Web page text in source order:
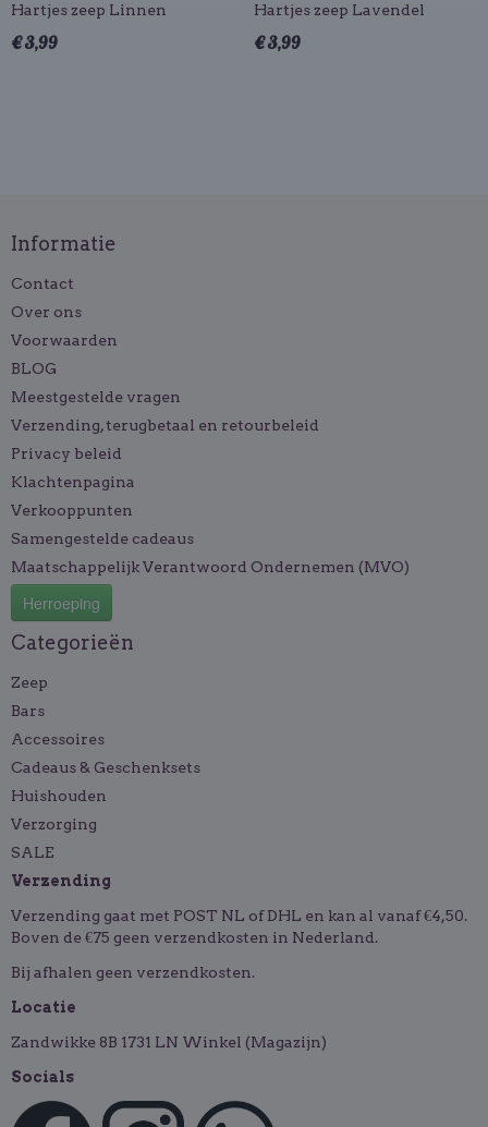
Hartjes zeep Linnen
€ 3,99
Hartjes zeep Lavendel
€ 3,99
Informatie
Contact
Over ons
Voorwaarden
BLOG
Meestgestelde vragen
Verzending, terugbetaal en retourbeleid
Privacy beleid
Klachtenpagina
Verkooppunten
Samengestelde cadeaus
Maatschappelijk Verantwoord Ondernemen (MVO)
Herroeping
Categorieën
Zeep
Bars
Accessoires
Cadeaus & Geschenksets
Huishouden
Verzorging
SALE
Verzending
Verzending gaat met POST NL of DHL en kan al vanaf €4,50.
Boven de €75 geen verzendkosten in Nederland.
Bij afhalen geen verzendkosten.
Locatie
Zandwikke 8B 1731 LN Winkel (Magazijn)
Socials